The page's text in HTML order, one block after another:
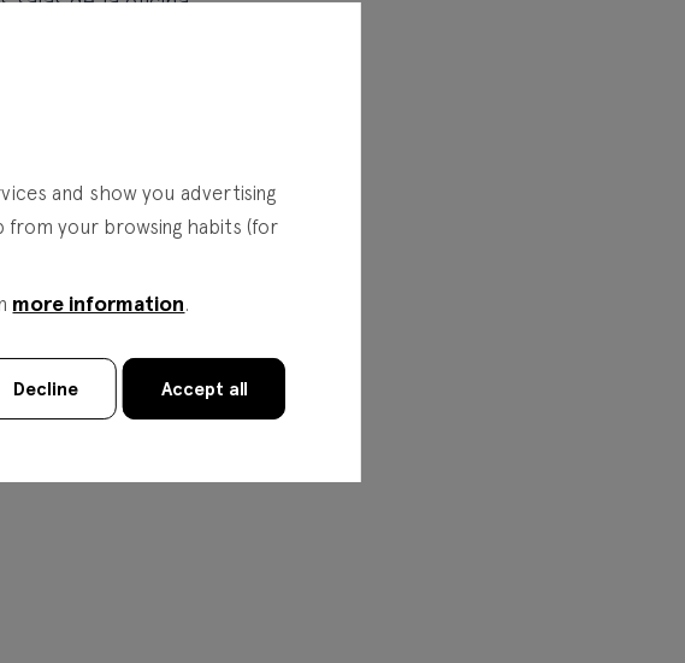
que contenía
el Premio Nobel de
determinado nivel
y el riesgo.
estándar de
nivel de
and show you advertising
your browsing habits (for
more information.
Decline Accept all